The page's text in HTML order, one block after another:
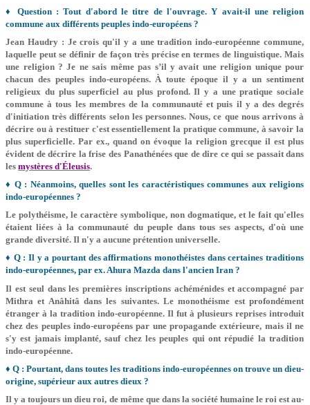
♦ Question : Tout d'abord le titre de l'ouvrage. Y avait-­il une religion
commune aux différents peuples indo­-européens ?
Jean Haudry : Je crois qu'il y a une tradition indo-­européenne commune,
laquelle peut se définir de façon très précise en termes de linguistique. Mais
une religion ? Je ne sais même pas s’il y avait une religion unique pour
chacun des peuples indo-­européens. À toute époque il y a un sentiment
religieux du plus superficiel au plus profond. Il y a une pratique sociale
commune à tous les membres de la communauté et puis il y a des degrés
d'initiation très différents selon les personnes. Nous, ce que nous arrivons à
décrire ou à restituer c'est essentiellement la pratique commune, à savoir la
plus superficielle. Par ex., quand on évoque la religion grecque il est plus
évident de décrire la frise des Panathénées que de dire ce qui se passait dans
lesmystères d'Éleusis.
♦ Q : Néanmoins, quelles sont les caractéristiques communes aux religions
indo-européennes ?
Le polythéisme, le caractère symbolique, non dogmatique, et le fait qu'elles
étaient liées à la communauté du peuple dans tous ses aspects, d'où une
grande diversité. Il n'y a aucune prétention universelle.
♦ Q : Il y a pourtant des affirmations monothéistes dans certaines traditions
indo-européennes, par ex. Ahura Mazda dans l'ancien Iran ?
Il est seul dans les premières inscriptions achéménides et accompagné par
Mithra et Anâhitâ dans les suivantes. Le monothéisme est profondément
étranger à la tradition indo-européenne. Il fut à plusieurs reprises introduit
chez des peuples indo­-européens par une propagande extérieure, mais il ne
s'y est jamais implanté, sauf chez les peuples qui ont répudié la tradition
indo-européenne.
♦ Q : Pourtant, dans toutes les traditions indo­-européennes on trouve un dieu-
origine, supérieur aux autres dieux ?
Il y a toujours un dieu roi, de même que dans la société humaine le roi est au-